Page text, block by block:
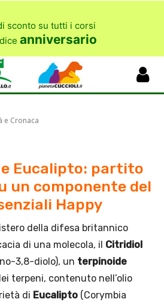
sconto su tutti i corsi
anniversario
e Cronaca
Eucalipto: partito
un componente del
Happy
della difesa britannico
di una molecola, il Citridiol
3,8-diolo), un terpinoide
terpeni, contenuto nell’olio
di Eucalipto (Corymbia